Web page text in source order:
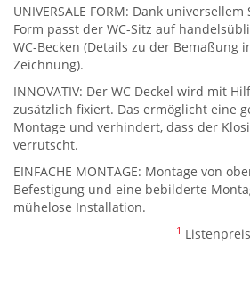
UNIVERSALE FORM: Dank
Form passt der WC-Sitz auf
WC-Becken (Details zu der Bemaßung
Zeichnung).
INNOVATIV: Der WC Deckel wird mit
zusätzlich fixiert. Das ermöglicht eine
Montage und verhindert, dass der
verrutscht.
EINFACHE MONTAGE: Montage von
Befestigung und eine bebilderte
mühelose Installation.
1